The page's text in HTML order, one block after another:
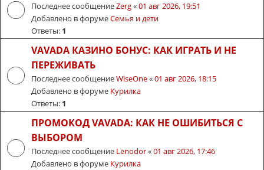
Последнее сообщениеZerg«01 авг 2026, 19:51
Добавлено в форумеСемья и дети
Ответы: 1
VAVADA КАЗИНО БОНУС: КАК ИГРАТЬ И НЕ
ПЕРЕЖИВАТЬ
Последнее сообщениеWiseOne«01 авг 2026, 18:15
Добавлено в форуме Курилка
Ответы: 1
ПРОМОКОД VAVADA: КАК НЕ ОШИБИТЬСЯ С
ВЫБОРОМ
Последнее сообщение Lenodor«01 авг 2026, 17:46
Добавлено в форуме Курилка